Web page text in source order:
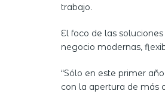
trabajo.
El foco de las
negocio modernas,
“Sólo en este primer
con la apertura de más